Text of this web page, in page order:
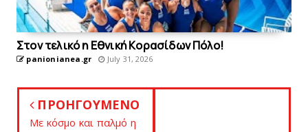
Στον τελικό η Eθνική Kορασίδων Πόλο!
panionianea.gr July 31, 2026
ΠΡΟΗΓΟΥΜΕΝΟ
Με κόσμo και παλμό η